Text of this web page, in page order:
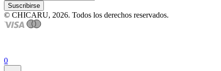
Suscribirse
© CHICARU, 2026. Todos los derechos reservados.
0